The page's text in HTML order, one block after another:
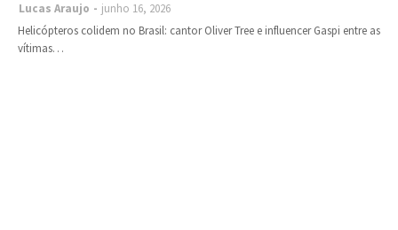
Lucas Araujo
junho 16, 2026
Helicópteros colidem no Brasil: cantor Oliver Tree e influencer Gaspi entre as
vítimas…